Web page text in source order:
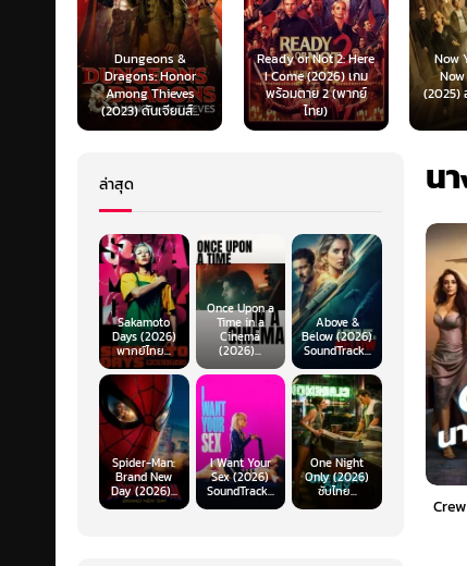
Ready or Not 2: Here
I Come (2026) เกม
พร้อมตาย 2 (พากย์
ไทย)
Now You See Me:
Now You Don’t
(2025) อาชญากลปล้น
โลก...
Tron:
ทรอน
น
ล่าสุด
Sakamoto
Days (2026)
พากย์ไทย...
Once Upon a
Time in a
Cinema
(2026)...
Above &
Below (2026)
SoundTrack...
Spider-Man:
Brand New
Day (2026)...
I Want Your
Sex (2026)
SoundTrack...
One Night
Only (2026)
ซับไทย...